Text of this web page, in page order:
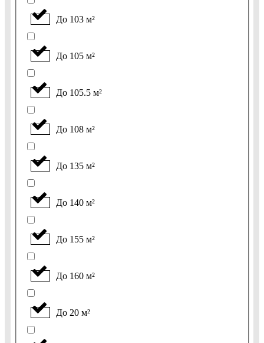
До 103 м²
До 105 м²
До 105.5 м²
До 108 м²
До 135 м²
До 140 м²
До 155 м²
До 160 м²
До 20 м²